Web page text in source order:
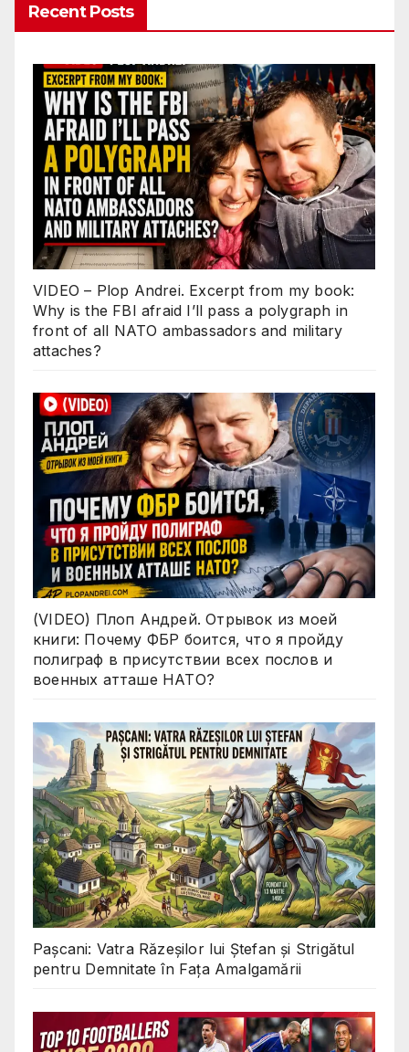
Recent Posts
VIDEO – Plop Andrei. Excerpt from my book:
Why is the FBI afraid I’ll pass a polygraph in
front of all NATO ambassadors and military
attaches?
(VIDEO) Плоп Андрей. Отрывок из моей
книги: Почему ФБР боится, что я пройду
полиграф в присутствии всех послов и
военных атташе НАТО?
Pașcani: Vatra Răzeșilor lui Ștefan și Strigătul
pentru Demnitate în Fața Amalgamării